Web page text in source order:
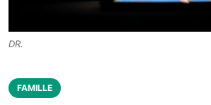
DR.
FAMILLE